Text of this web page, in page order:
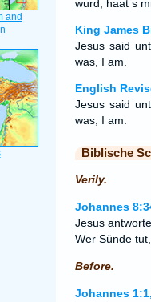
wurd, haat s
King James
Jesus said
was, I am.
English
Jesus said
was, I am.
Biblische
Verily.
Johannes
Jesus
Wer Sünde
Before.
Johannes